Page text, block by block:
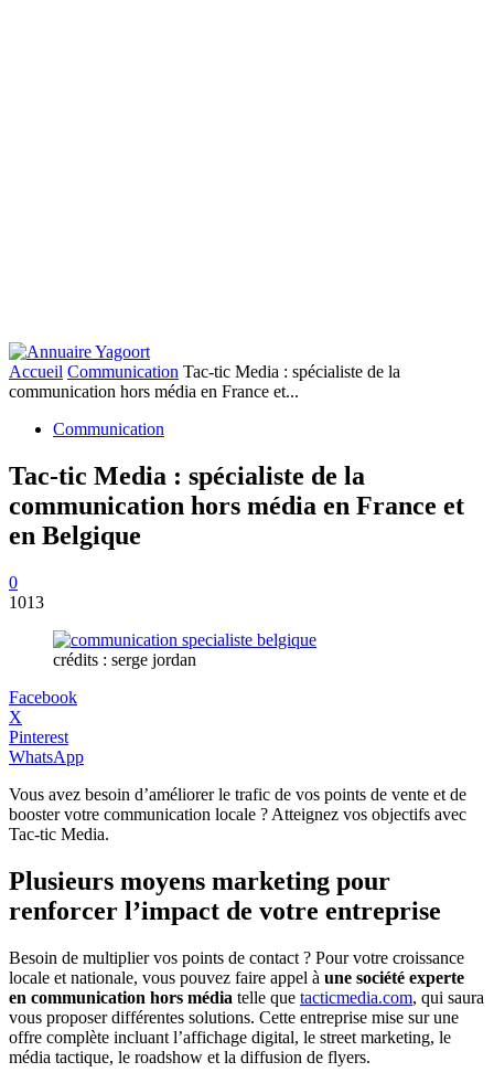
Accueil Communication Tac-tic Media : spécialiste de la
communication hors média en France et...
Communication
Tac-tic Media : spécialiste de la
communication hors média en France et
en Belgique
0
1013
crédits : serge jordan
Facebook
X
Pinterest
WhatsApp
Vous avez besoin d’améliorer le trafic de vos points de vente et de
booster votre communication locale ? Atteignez vos objectifs avec
Tac-tic Media.
Plusieurs moyens marketing pour
renforcer l’impact de votre entreprise
Besoin de multiplier vos points de contact ? Pour votre croissance
locale et nationale, vous pouvez faire appel à une société experte
en communication hors média telle que tacticmedia.com, qui saura
vous proposer différentes solutions. Cette entreprise mise sur une
offre complète incluant l’affichage digital, le street marketing, le
média tactique, le roadshow et la diffusion de flyers.